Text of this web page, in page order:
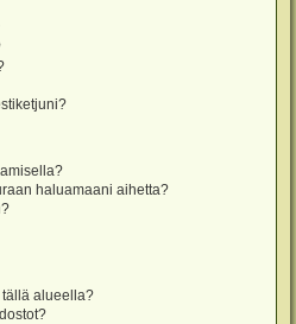
haluamaani aihetta?
tällä alueella?